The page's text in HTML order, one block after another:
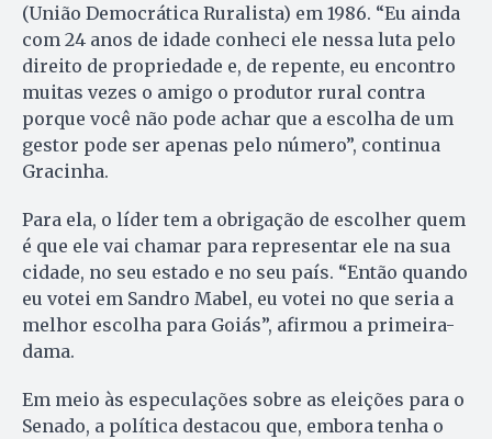
(União Democrática Ruralista) em 1986. “Eu ainda
com 24 anos de idade conheci ele nessa luta pelo
direito de propriedade e, de repente, eu encontro
muitas vezes o amigo o produtor rural contra
porque você não pode achar que a escolha de um
gestor pode ser apenas pelo número”, continua
Gracinha.
Para ela, o líder tem a obrigação de escolher quem
é que ele vai chamar para representar ele na sua
cidade, no seu estado e no seu país. “Então quando
eu votei em Sandro Mabel, eu votei no que seria a
melhor escolha para Goiás”, afirmou a primeira-
dama.
Em meio às especulações sobre as eleições para o
Senado, a política destacou que, embora tenha o